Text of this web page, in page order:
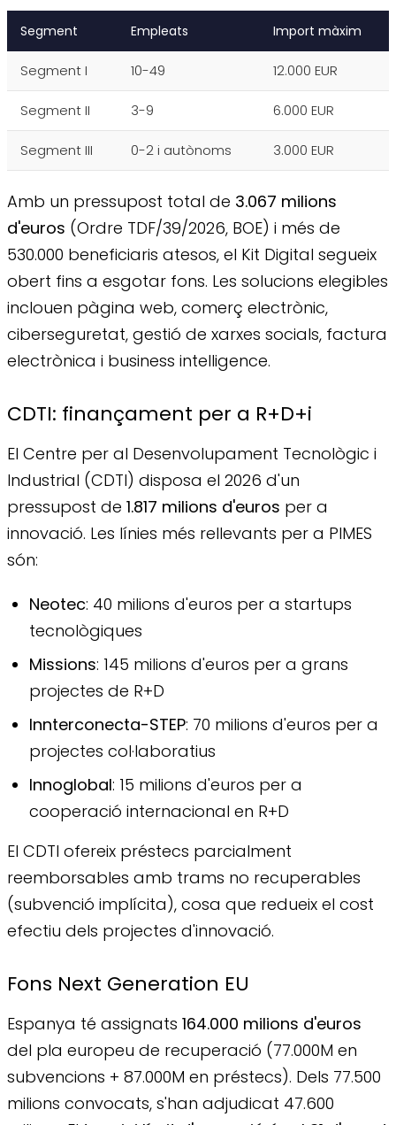
Segment Empleats Import màxim
Segment I 10-49 12.000 EUR
Segment II 3-9 6.000 EUR
Segment III 0-2 i autònoms 3.000 EUR
Amb un pressupost total de 3.067 milions
d'euros (Ordre TDF/39/2026, BOE) i més de
530.000 beneficiaris atesos, el Kit Digital segueix
obert fins a esgotar fons. Les solucions elegibles
inclouen pàgina web, comerç electrònic,
ciberseguretat, gestió de xarxes socials, factura
electrònica i business intelligence.
CDTI: finançament per a R+D+i
El Centre per al Desenvolupament Tecnològic i
Industrial (CDTI) disposa el 2026 d'un
pressupost de 1.817 milions d'euros per a
innovació. Les línies més rellevants per a PIMES
són:
Neotec: 40 milions d'euros per a startups
tecnològiques
Missions: 145 milions d'euros per a grans
projectes de R+D
Innterconecta-STEP: 70 milions d'euros per a
projectes col·laboratius
Innoglobal: 15 milions d'euros per a
cooperació internacional en R+D
El CDTI ofereix préstecs parcialment
reemborsables amb trams no recuperables
(subvenció implícita), cosa que redueix el cost
efectiu dels projectes d'innovació.
Fons Next Generation EU
Espanya té assignats 164.000 milions d'euros
del pla europeu de recuperació (77.000M en
subvencions + 87.000M en préstecs). Dels 77.500
milions convocats, s'han adjudicat 47.600